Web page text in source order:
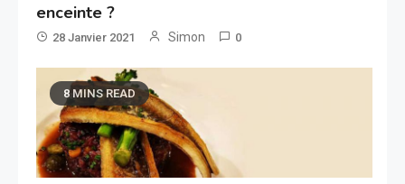
enceinte ?
28 Janvier 2021 Simon 0
8 MINS READ